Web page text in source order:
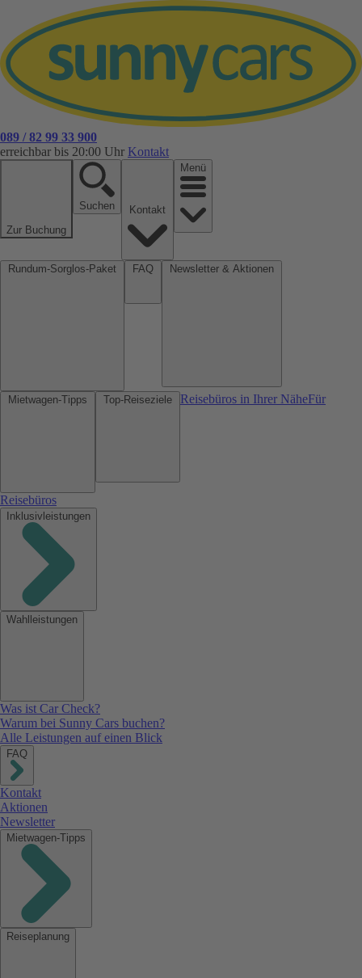
089 / 82 99 33 900
erreichbar bis 20:00 Uhr Kontakt
Zur Buchung
Suchen
Menü
Reisebüros in Ihrer NäheFür
Reisebüros
Inklusivleistungen
Wahlleistungen
Was ist Car Check?
Warum bei Sunny Cars buchen?
Alle Leistungen auf einen Blick
FAQ
Kontakt
Aktionen
Newsletter
Mietwagen-Tipps
Reiseplanung